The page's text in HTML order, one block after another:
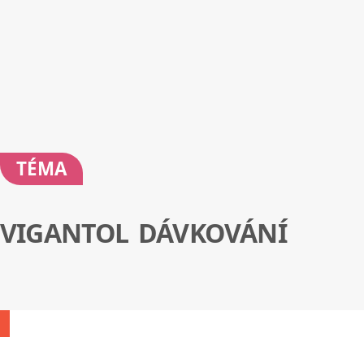
TÉMA
VIGANTOL DÁVKOVÁNÍ